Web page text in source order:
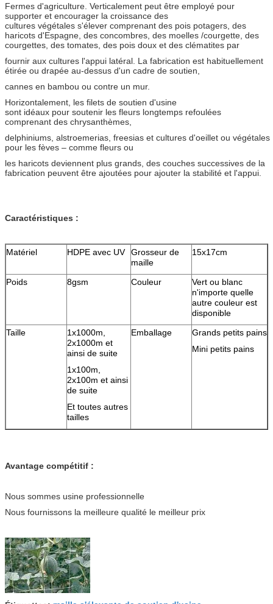
Fermes d'agriculture. Verticalement peut être employé pour
supporter et encourager la croissance des
cultures végétales s'élever comprenant des pois potagers, des
haricots d'Espagne, des concombres, des moelles /courgette, des
courgettes, des tomates, des pois doux et des clématites par
fournir aux cultures l'appui latéral. La fabrication est habituellement
étirée ou drapée au-dessus d'un cadre de soutien,
cannes en bambou ou contre un mur.
Horizontalement, les filets de soutien d'usine
sont idéaux pour soutenir les fleurs longtemps refoulées
comprenant des chrysanthèmes,
delphiniums, alstroemerias, freesias et cultures d'oeillet ou végétales
pour les fèves – comme fleurs ou
les haricots deviennent plus grands, des couches successives de la
fabrication peuvent être ajoutées pour ajouter la stabilité et l'appui.
Caractéristiques :
Matériel HDPE avec UV
Grosseur de
maille
15x17cm
Poids 8gsm Couleur
Vert ou blanc
n'importe quelle
autre couleur est
disponible
Taille
1x1000m,
2x1000m et
ainsi de suite
1x100m,
2x100m et ainsi
de suite
Et toutes autres
tailles
Emballage
Grands petits pains
Mini petits pains
Avantage compétitif :
Nous sommes usine professionnelle
Nous fournissons la meilleure qualité le meilleur prix